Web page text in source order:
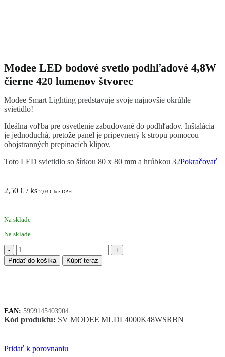
Modee LED bodové svetlo podhľadové 4,8W
čierne 420 lumenov štvorec
Modee Smart Lighting predstavuje svoje najnovšie okrúhle
svietidlo!
Ideálna voľba pre osvetlenie zabudované do podhľadov. Inštalácia
je jednoduchá, pretože panel je pripevnený k stropu pomocou
obojstranných prepínacích klipov.
Toto LED svietidlo so šírkou 80 x 80 mm a hrúbkou 32Pokračovať
2,50 € / ks 2,03 € bez DPH
Na sklade
Na sklade
množstvo
Modee
LED
čierne
420
Pridať do košíka Kúpiť teraz
EAN: 5999145403904
Kód produktu: SV MODEE MLDL4000K48WSRBN
Pridať k porovnaniu